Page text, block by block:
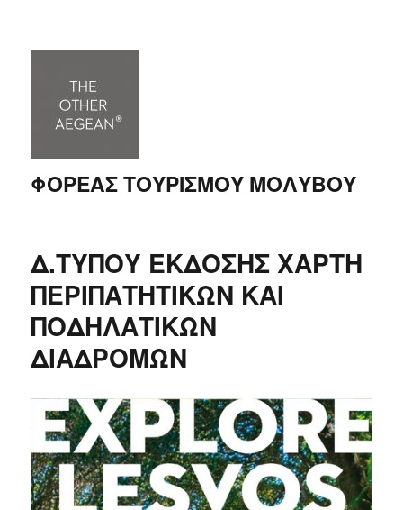
ΦΟΡΕΑΣ ΤΟΥΡΙΣΜΟΥ ΜΟΛΥΒΟΥ
Δ.ΤΥΠΟΥ ΕΚΔΟΣΗΣ ΧΑΡΤΗ
ΠΕΡΙΠΑΤΗΤΙΚΩΝ ΚΑΙ
ΠΟΔΗΛΑΤΙΚΩΝ
ΔΙΑΔΡΟΜΩΝ